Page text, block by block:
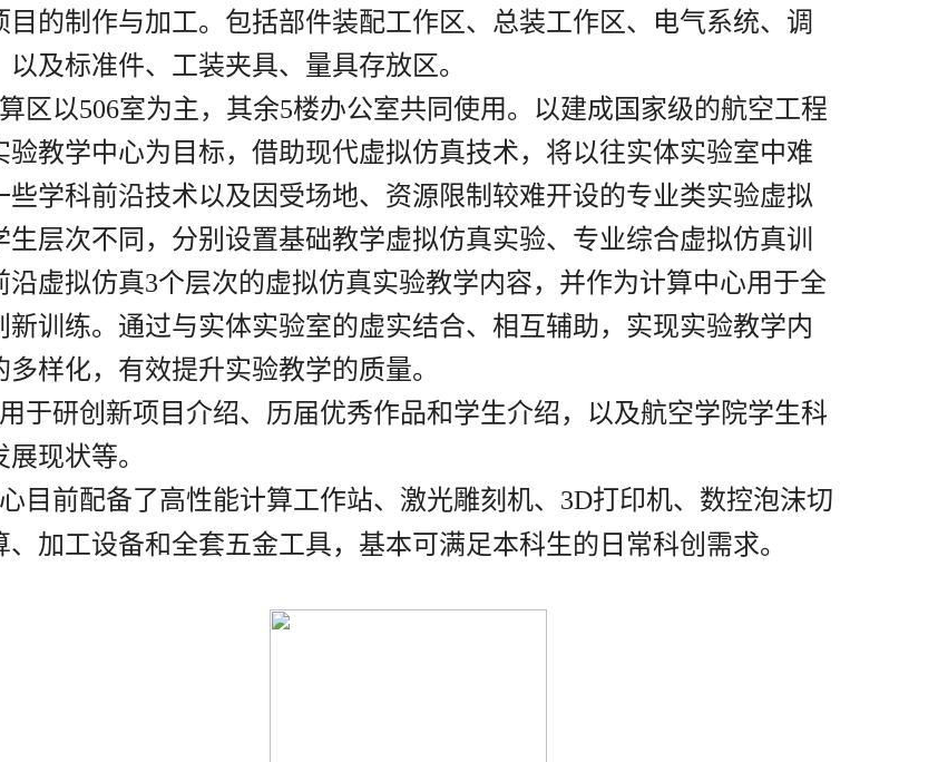
目的制作与加工。包括部件装配工作区、总装工作区、电气系统、调
以及标准件、工装夹具、量具存放区。
区以506室为主，其余5楼办公室共同使用。以建成国家级的航空工程
验教学中心为目标，借助现代虚拟仿真技术， 将以往实体实验室中难
些学科前沿技术以及因受场地、资源限制较难开设的专业类实验虚拟
生层次不同，分别设置基础教学虚拟仿真实验、专业综合虚拟仿真训
沿虚拟仿真3个层次的虚拟仿真实验教学内容，并作为计算中心用于全
新训练。通过与实体实验室的虚实结合、相互辅助，实现实验教学内
多样化，有效提升实验教学的质量。
于研创新项目介绍、历届优秀作品和学生介绍，以及航空学院学生科
现状等。
目前配备了高性能计算工作站、 激光雕刻机、 3D打印机、数控泡沫切
、加工设备和全套五金工具，基本可满足本科生的日常科创需求。